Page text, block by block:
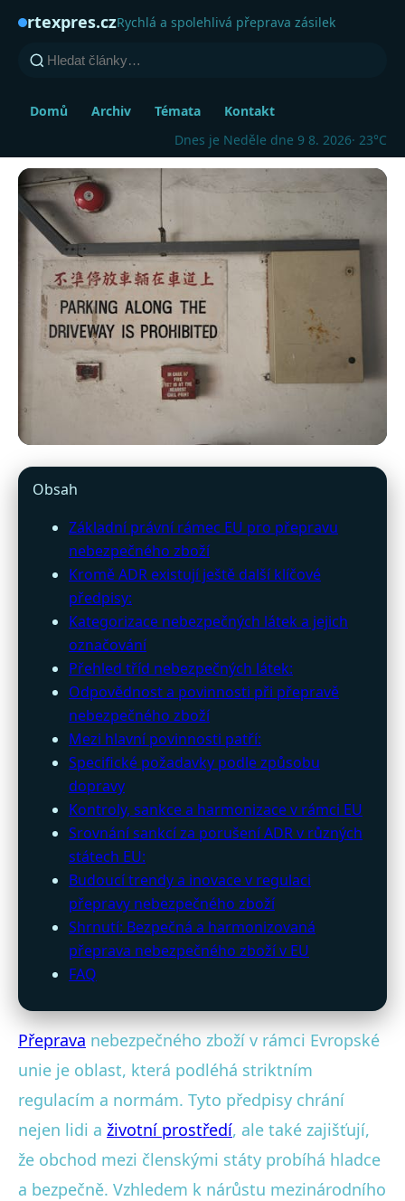
rtexpres.czRychlá a spolehlivá přeprava zásilek
Domů Archiv Témata
Kontakt
Dnes je Neděle dne 9 8. 2026· 23°C
v EU: Regulace a bezpečnostní
opatření
31. 3. 2026· 10 min čtení · Autor: Lucie Marečková
Obsah
Základní právní rámec EU pro přepravu
nebezpečného zboží
Kromě ADR existují ještě další klíčové
předpisy:
Kategorizace nebezpečných látek a jejich
označování
Přehled tříd nebezpečných látek:
Odpovědnost a povinnosti při přepravě
nebezpečného zboží
Mezi hlavní povinnosti patří:
Specifické požadavky podle způsobu
dopravy
Kontroly, sankce a harmonizace v rámci EU
Srovnání sankcí za porušení ADR v různých
státech EU:
Budoucí trendy a inovace v regulaci
přepravy nebezpečného zboží
Shrnutí: Bezpečná a harmonizovaná
přeprava nebezpečného zboží v EU
FAQ
Přeprava nebezpečného zboží v rámci Evropské
unie je oblast, která podléhá striktním
regulacím a normám. Tyto předpisy chrání
nejen lidi a životní prostředí, ale také zajišťují,
že obchod mezi členskými státy probíhá hladce
a bezpečně. Vzhledem k nárůstu mezinárodního